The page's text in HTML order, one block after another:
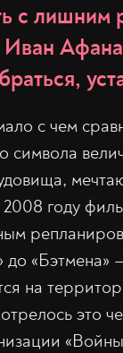
с лишним
с чем
символа
году
«Бэтмена»
на
это